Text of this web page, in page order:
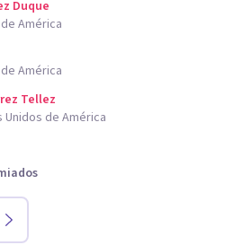
Duque
América
América
Tellez
Unidos de América